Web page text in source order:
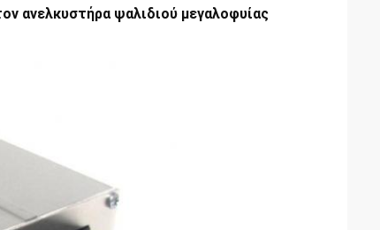
ανελκυστήρα ψαλιδιού μεγαλοφυίας